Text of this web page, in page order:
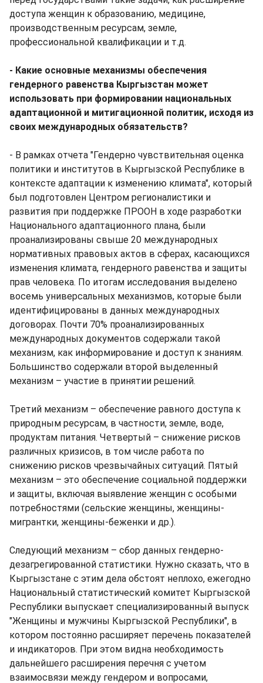
доступа женщин к образованию, медицине,
производственным ресурсам, земле,
профессиональной квалификации и т.д.
- Какие основные механизмы обеспечения
гендерного равенства Кыргызстан может
использовать при формировании национальных
адаптационной и митигационной политик, исходя из
своих международных обязательств?
- В рамках отчета "Гендерно чувствительная оценка
политики и институтов в Кыргызской Республике в
контексте адаптации к изменению климата", который
был подготовлен Центром регионалистики и
развития при поддержке ПРООН в ходе разработки
Национального адаптационного плана, были
проанализированы свыше 20 международных
нормативных правовых актов в сферах, касающихся
изменения климата, гендерного равенства и защиты
прав человека. По итогам исследования выделено
восемь универсальных механизмов, которые были
идентифицированы в данных международных
договорах. Почти 70% проанализированных
международных документов содержали такой
механизм, как информирование и доступ к знаниям.
Большинство содержали второй выделенный
механизм – участие в принятии решений.
Третий механизм – обеспечение равного доступа к
природным ресурсам, в частности, земле, воде,
продуктам питания. Четвертый – снижение рисков
различных кризисов, в том числе работа по
снижению рисков чрезвычайных ситуаций. Пятый
механизм – это обеспечение социальной поддержки
и защиты, включая выявление женщин с особыми
потребностями (сельские женщины, женщины-
мигрантки, женщины-беженки и др.).
Следующий механизм – сбор данных гендерно-
дезагрегированной статистики. Нужно сказать, что в
Кыргызстане с этим дела обстоят неплохо, ежегодно
Национальный статистический комитет Кыргызской
Республики выпускает специализированный выпуск
"Женщины и мужчины Кыргызской Республики", в
котором постоянно расширяет перечень показателей
и индикаторов. При этом видна необходимость
дальнейшего расширения перечня с учетом
взаимосвязи между гендером и вопросами,